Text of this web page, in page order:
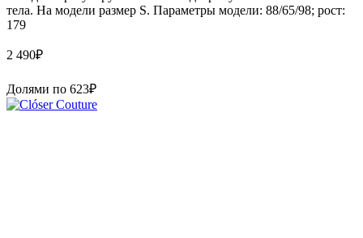
тела. На модели размер S. Параметры модели: 88/65/98; рост:
179
2 490₽
Долями по 623₽